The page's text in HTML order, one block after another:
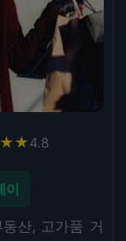
4.8
이
산, 고가품 거